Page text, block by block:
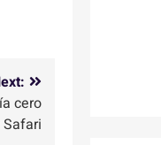
cero
Safari